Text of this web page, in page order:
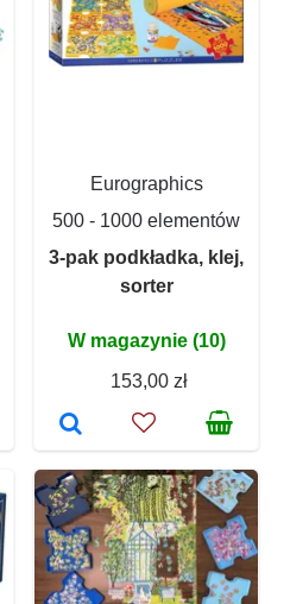
Eurographics
500 - 1000 elementów
3-pak podkładka, klej,
sorter
W magazynie (10)
153,00 zł